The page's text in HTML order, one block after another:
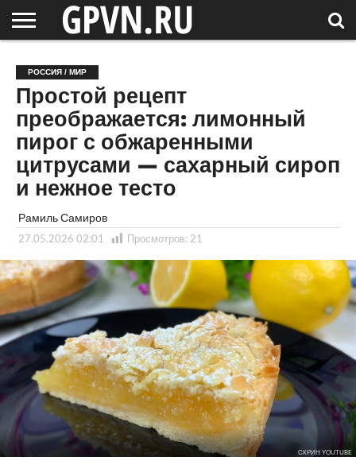
ОБЛАСТЬ
НОВОСТИ
СОСЕДЕЙ
РОССИЯ
/ МИР
СПЕЦПРОЕКТЫ
БЛОГ
СТАТЬИ
ФОТОРЕПОРТАЖИ
ИНТЕРВЬЮ
ОБЪЕКТЫ
ПОДБОРКИ
РОССИЯ / МИР
Простой рецепт
преображается: лимонный
пирог с обжаренными
цитрусами — сахарный сироп
и нежное тесто
Рамиль Самиров
27.05.2026 02:01 Просмотров: 21
СКРИН YOUTUBE